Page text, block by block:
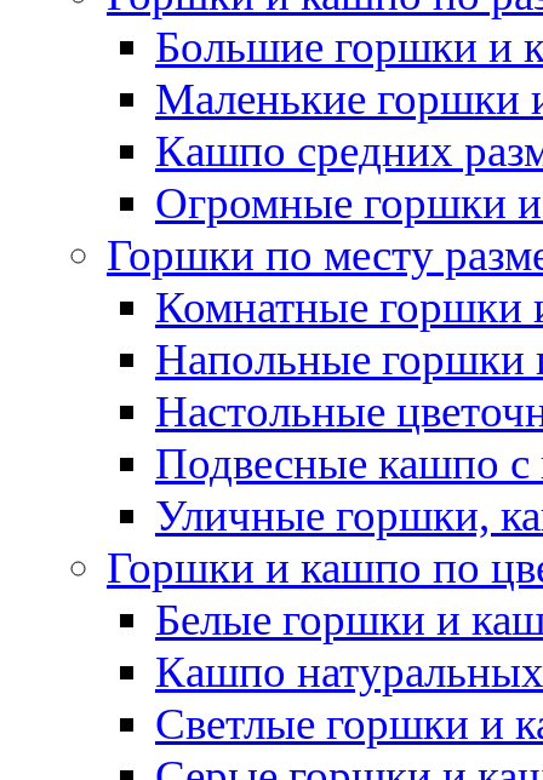
Большие горшки и
Маленькие горшки
Кашпо средних
Огромные горшки
Горшки по месту
Комнатные горшки
Напольные горшки
Настольные
Подвесные кашпо с
Уличные горшки,
Горшки и кашпо по
Белые горшки и
Кашпо
Светлые горшки и